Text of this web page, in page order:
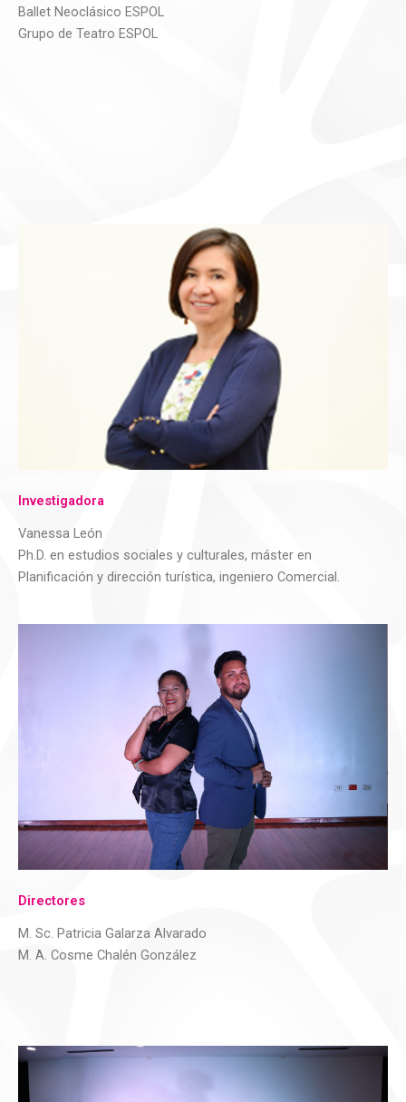
Ballet Neoclásico ESPOL
Grupo de Teatro ESPOL
Investigadora
Vanessa León
Ph.D. en estudios sociales y culturales, máster en
Planificación y dirección turística, ingeniero Comercial.
Directores
M. Sc. Patricia Galarza Alvarado
M. A. Cosme Chalén González